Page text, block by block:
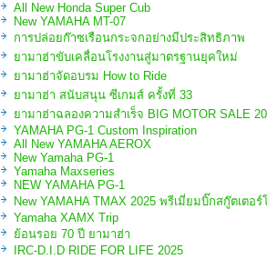
All New Honda Super Cub
New YAMAHA MT-07
การปล่อยก๊าซเรือนกระจกอย่างมีประสิทธิภาพ
ยามาฮ่าขับเคลื่อนโรงงานสู่มาตรฐานยุคใหม่
ยามาฮ่าจัดอบรม How to Ride
ยามาฮ่า สนับสนุน ซีเกมส์ ครั้งที่ 33
ยามาฮ่าฉลองความสำเร็จ BIG MOTOR SALE
YAMAHA PG-1 Custom Inspiration
All New YAMAHA AEROX
New Yamaha PG-1
Yamaha Maxseries
NEW YAMAHA PG-1
New YAMAHA TMAX 2025 พรีเมี่ยมบิ๊กสกู๊ตเตอ
Yamaha XAMX Trip
ย้อนรอย 70 ปี ยามาฮ่า
IRC-D.I.D RIDE FOR LIFE 2025